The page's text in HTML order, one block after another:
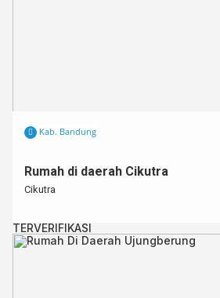
Kab. Bandung
Rumah di daerah Cikutra
Cikutra
TERVERIFIKASI